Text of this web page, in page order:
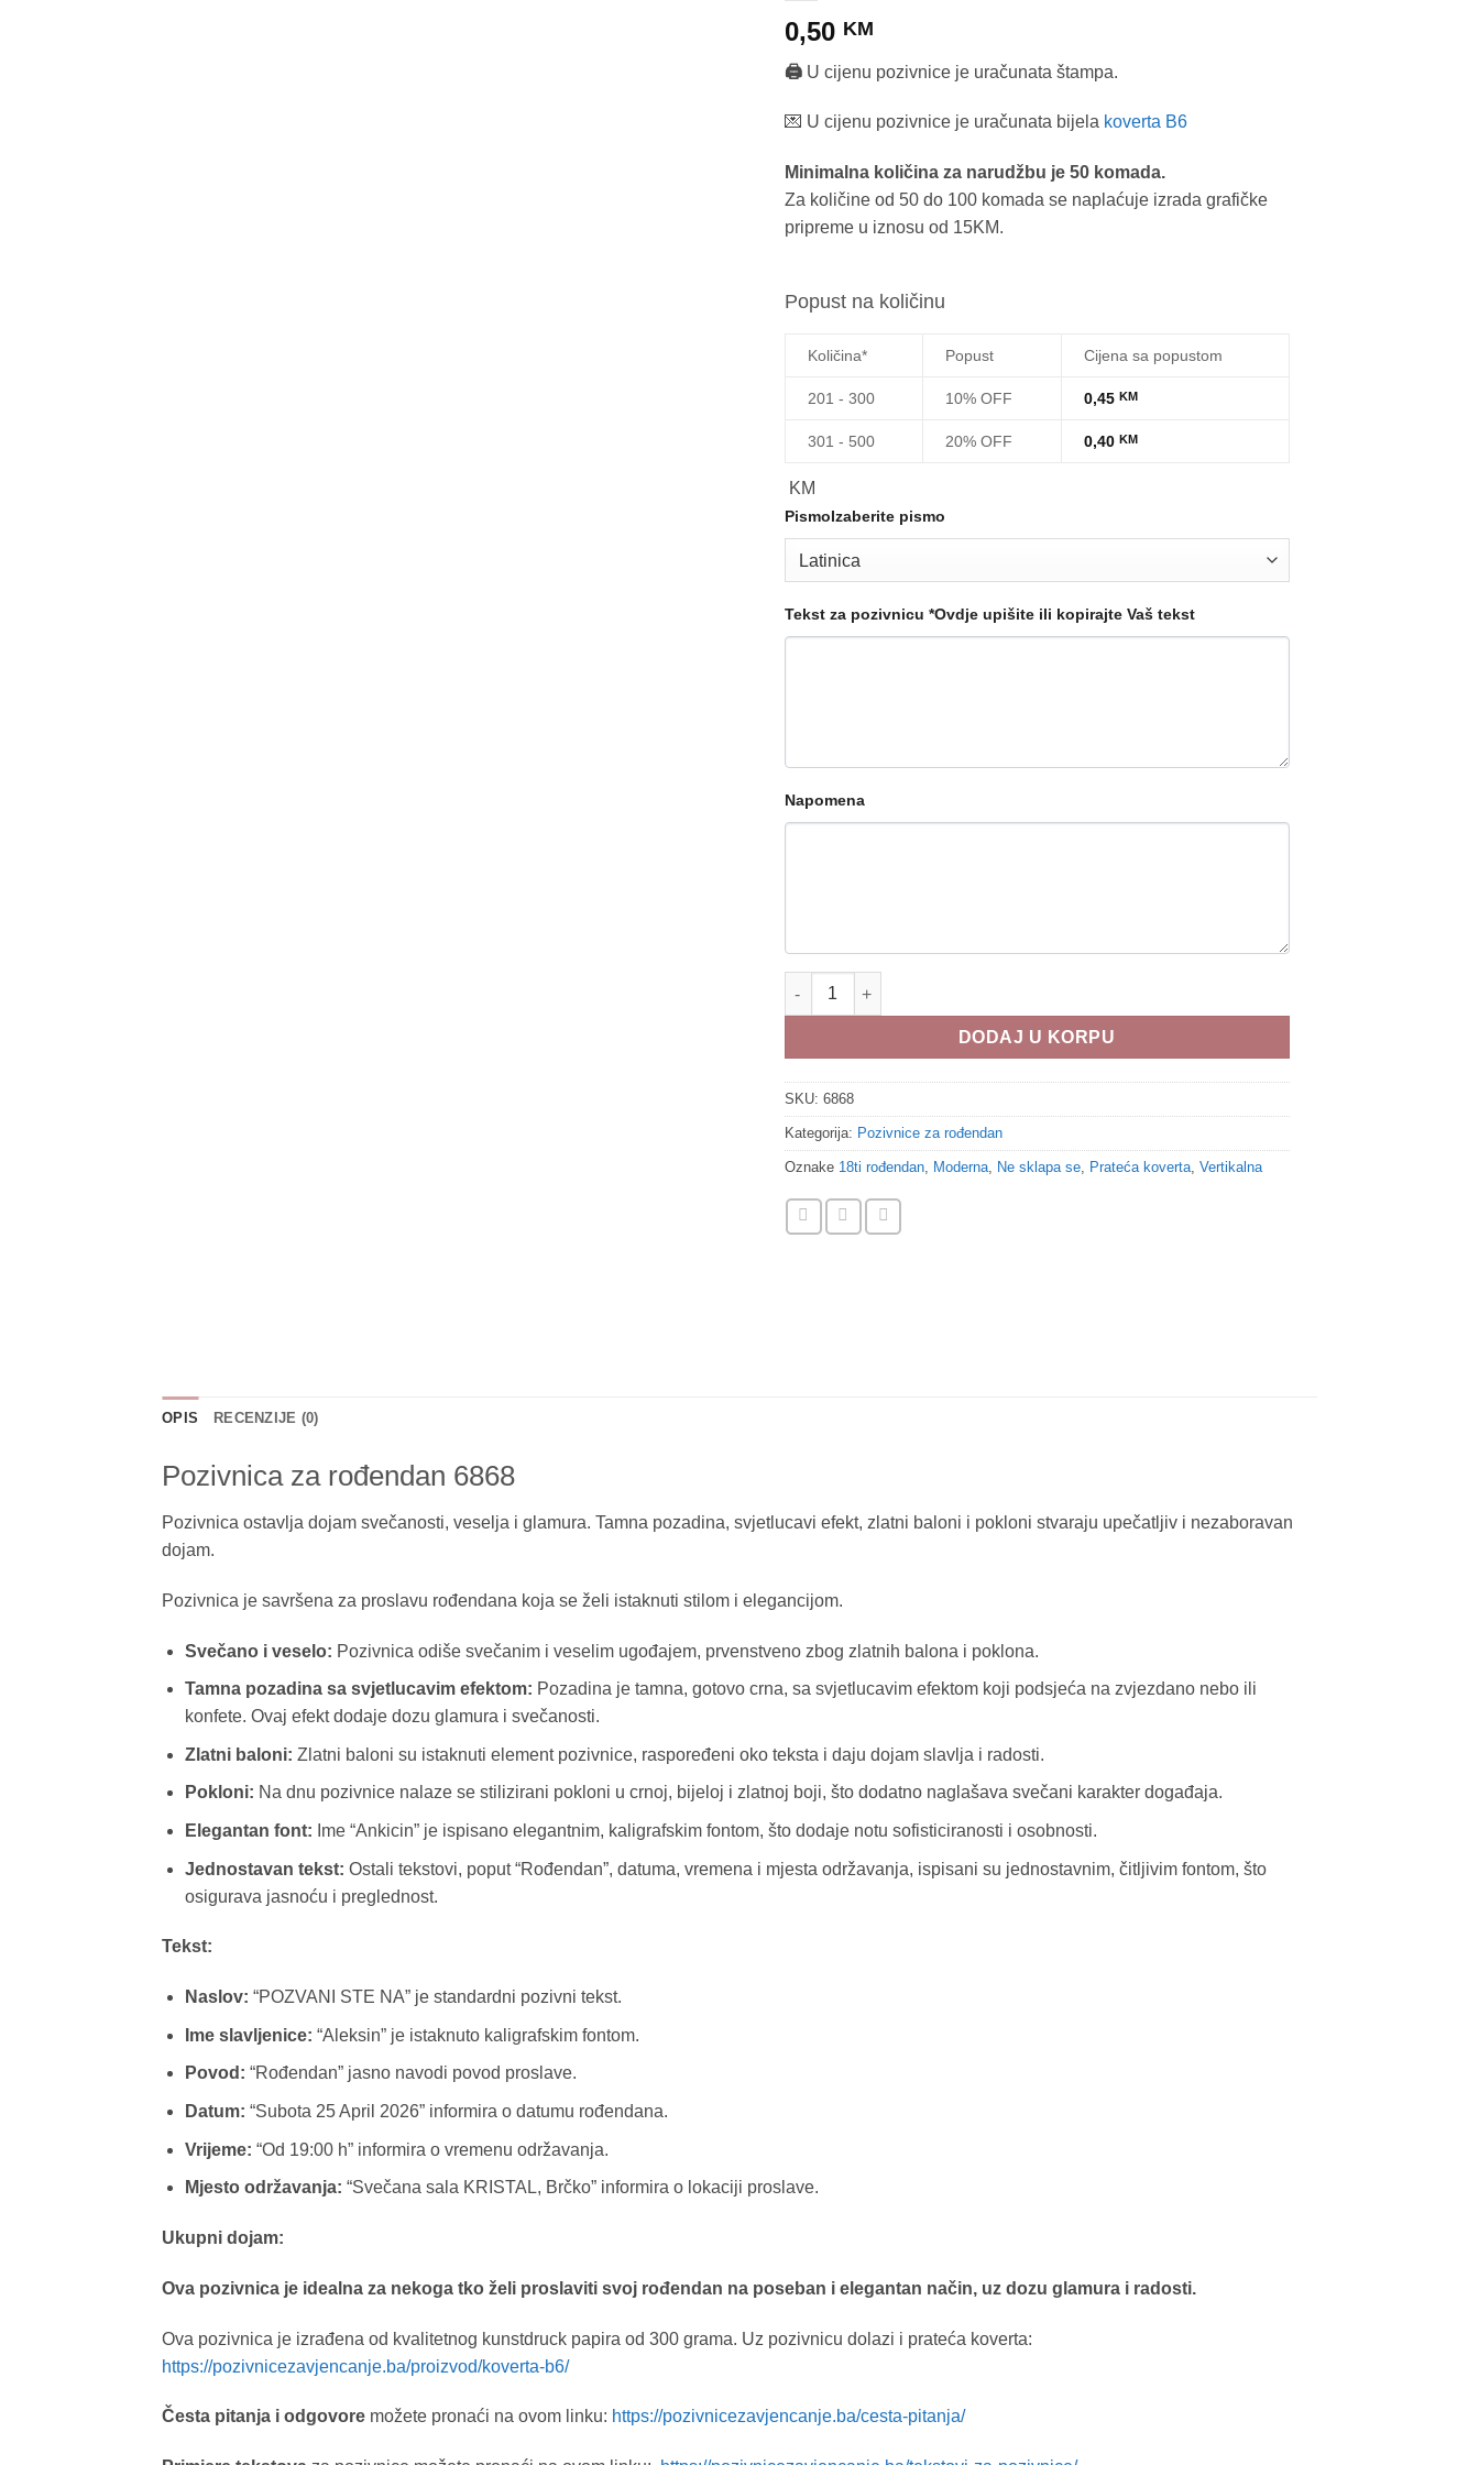
0,50 KM
🖨️ U cijenu pozivnice je uračunata štampa.
💌 U cijenu pozivnice je uračunata bijela koverta B6
Minimalna količina za narudžbu je 50 komada.
Za količine od 50 do 100 komada se naplaćuje izrada grafičke
pripreme u iznosu od 15KM.
Popust na količinu
Količina* Popust Cijena sa popustom
201 - 300 10% OFF 0,45 KM
301 - 500 20% OFF 0,40 KM
KM
PismoIzaberite pismo
Tekst za pozivnicu *Ovdje upišite ili kopirajte Vaš tekst
Napomena
Pozivnica za rođendan 6868 količina
DODAJ U KORPU
SKU: 6868
Kategorija: Pozivnice za rođendan
Oznake 18ti rođendan, Moderna, Ne sklapa se, Prateća koverta, Vertikalna
OPIS RECENZIJE (0)
Pozivnica za rođendan 6868
Pozivnica ostavlja dojam svečanosti, veselja i glamura. Tamna pozadina, svjetlucavi efekt, zlatni baloni i pokloni stvaraju upečatljiv i nezaboravan
dojam.
Pozivnica je savršena za proslavu rođendana koja se želi istaknuti stilom i elegancijom.
Svečano i veselo: Pozivnica odiše svečanim i veselim ugođajem, prvenstveno zbog zlatnih balona i poklona.
Tamna pozadina sa svjetlucavim efektom: Pozadina je tamna, gotovo crna, sa svjetlucavim efektom koji podsjeća na zvjezdano nebo ili
konfete. Ovaj efekt dodaje dozu glamura i svečanosti.
Zlatni baloni: Zlatni baloni su istaknuti element pozivnice, raspoređeni oko teksta i daju dojam slavlja i radosti.
Pokloni: Na dnu pozivnice nalaze se stilizirani pokloni u crnoj, bijeloj i zlatnoj boji, što dodatno naglašava svečani karakter događaja.
Elegantan font: Ime “Ankicin” je ispisano elegantnim, kaligrafskim fontom, što dodaje notu sofisticiranosti i osobnosti.
Jednostavan tekst: Ostali tekstovi, poput “Rođendan”, datuma, vremena i mjesta održavanja, ispisani su jednostavnim, čitljivim fontom, što
osigurava jasnoću i preglednost.
Tekst:
Naslov: “POZVANI STE NA” je standardni pozivni tekst.
Ime slavljenice: “Aleksin” je istaknuto kaligrafskim fontom.
Povod: “Rođendan” jasno navodi povod proslave.
Datum: “Subota 25 April 2026” informira o datumu rođendana.
Vrijeme: “Od 19:00 h” informira o vremenu održavanja.
Mjesto održavanja: “Svečana sala KRISTAL, Brčko” informira o lokaciji proslave.
Ukupni dojam:
Ova pozivnica je idealna za nekoga tko želi proslaviti svoj rođendan na poseban i elegantan način, uz dozu glamura i radosti.
Ova pozivnica je izrađena od kvalitetnog kunstdruck papira od 300 grama. Uz pozivnicu dolazi i prateća koverta:
https://pozivnicezavjencanje.ba/proizvod/koverta-b6/
Česta pitanja i odgovore možete pronaći na ovom linku: https://pozivnicezavjencanje.ba/cesta-pitanja/